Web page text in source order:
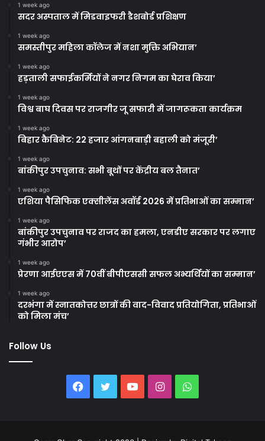
1 week ago
सदर अस्पताल में मिडवाइफरी डैशबोर्ड प्रशिक्षण
1 week ago
समस्तीपुर महिला कॉलेज में नशा मुक्ति अभियान’
1 week ago
हड़ताली सफाईकर्मियों ने नगर निगम का घेराव किया’
1 week ago
विश्व बाघ दिवस पर राजगीर जू सफारी में जागरूकता कार्यक्रम
1 week ago
बिहार कैबिनेट: 22 हजार आंगनबाड़ी बहाली को मंजूरी’
1 week ago
बांकीपुर उपचुनाव: सभी बूथों पर केंद्रीय बल तैनात’
1 week ago
एशिया पैसिफिक एक्सीलेंस अवॉर्ड 2026 में प्रतिभाओं का सम्मान’
1 week ago
बांकीपुर उपचुनाव पर राजद का हमला, एनडीए सरकार पर लगाए
गंभीर आरोप’
1 week ago
प्रेरणा आईएएस में 70वीं बीपीएससी सफल अभ्यर्थियों का सम्मान’
1 week ago
दरभंगा में स्नातकोत्तर छात्रों की वाद-विवाद प्रतियोगिता, प्रतिभाओं
को मिला मंच’
Follow Us
Facebook
TwitterYouTubeInstagramWhatsApp